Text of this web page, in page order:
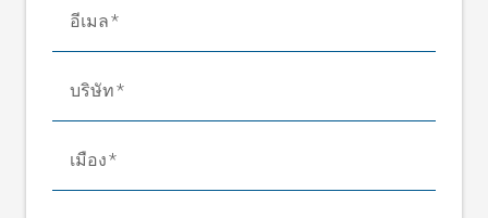
บริเวณ 1
1.50-1.60/ 0.90-1.00 A 60 Hz
กระแสไฟฟ้าที่ใช้
ประเภทการป้องกัน
อุณหภูมิแวดล้อม
+10 °C ถึง +50 °C
อีเมล
บริษัท
เมือง